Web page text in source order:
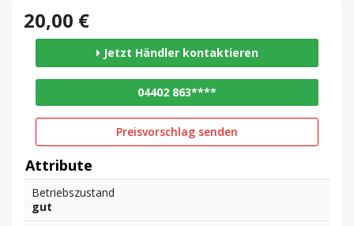
20,00 €
Jetzt Händler kontaktieren
04402 863****
Preisvorschlag senden
Attribute
Betriebszustand
gut